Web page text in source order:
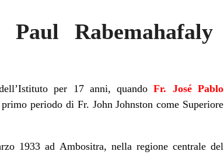
Rabemahafaly
per 17 anni, quandoFr. José Pablo
periodo di Fr. John Johnston come Superiore
1933 ad Ambositra, nella regione centrale del